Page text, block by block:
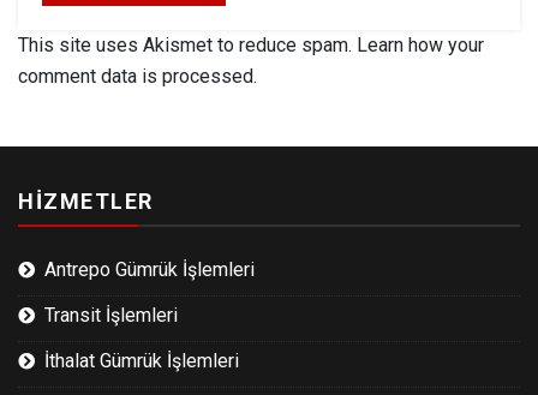
This site uses Akismet to reduce spam. Learn how your
comment data is processed.
HİZMETLER
Antrepo Gümrük İşlemleri
Transit İşlemleri
İthalat Gümrük İşlemleri